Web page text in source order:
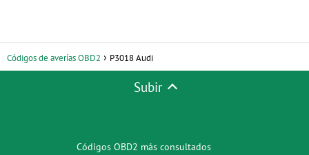
Códigos de averías OBD2 P3018 Audi
Subir
Códigos OBD2 más consultados